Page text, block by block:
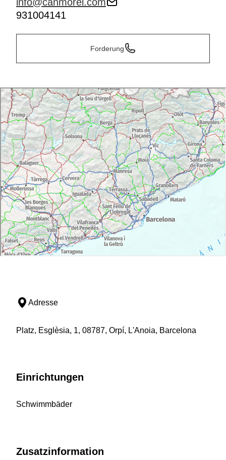
931004141
Forderung
Adresse
Platz, Esglèsia, 1, 08787, Orpí, L'Anoia, Barcelona
Einrichtungen
Schwimmbäder
Zusatzinformation